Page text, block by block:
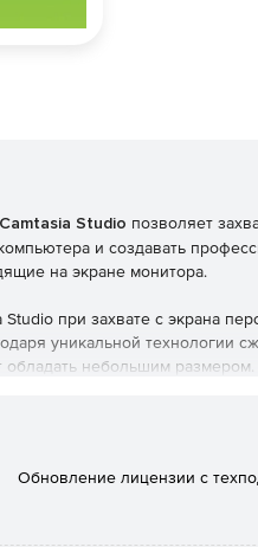
Studio позволяет
и создавать
на экране монитора.
при захвате с экрана
уникальной технологии
небольшим
формата для публикации
функцию предварительного
Обновление лицензии с